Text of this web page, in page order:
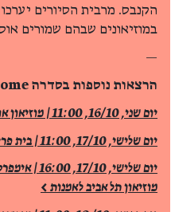
הקנבס. מרבית הסיורים
במוזיאונים שבהם שמורים
—
הרצאות נוספות בסדרה stay@home:
יום שני, 16/10, 11:00 | מוזיאון אורסיי, פאריז >
יום שלישי, 17/10, 11:00 | בית פרידה קאלו, מקסיקו סיטי >
מוזיאון תל אביב לאמנות >